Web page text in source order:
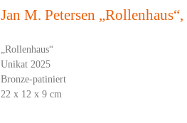
Jan M. Petersen
„Rollenhaus“
Unikat 2025
Bronze-patiniert
22 x 12 x 9 cm